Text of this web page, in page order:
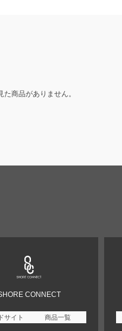
た商品がありません。
CONNECT
サイト 商品一覧